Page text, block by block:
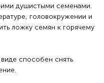
душистыми семенами.
головокружении и
ложку семян к горячему
способен снять